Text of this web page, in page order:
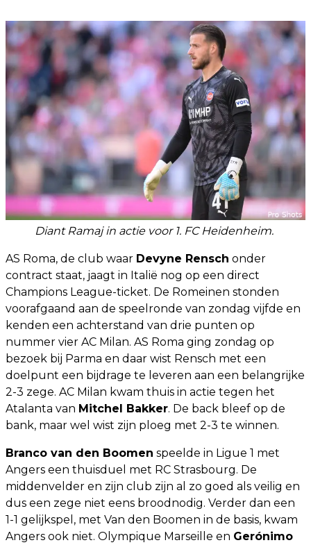
Diant Ramaj in actie voor 1. FC Heidenheim.
AS Roma, de club waar Devyne Rensch onder
contract staat, jaagt in Italië nog op een direct
Champions League-ticket. De Romeinen stonden
voorafgaand aan de speelronde van zondag vijfde en
kenden een achterstand van drie punten op
nummer vier AC Milan. AS Roma ging zondag op
bezoek bij Parma en daar wist Rensch met een
doelpunt een bijdrage te leveren aan een belangrijke
2-3 zege. AC Milan kwam thuis in actie tegen het
Atalanta van Mitchel Bakker. De back bleef op de
bank, maar wel wist zijn ploeg met 2-3 te winnen.
Branco van den Boomen speelde in Ligue 1 met
Angers een thuisduel met RC Strasbourg. De
middenvelder en zijn club zijn al zo goed als veilig en
dus een zege niet eens broodnodig. Verder dan een
1-1 gelijkspel, met Van den Boomen in de basis, kwam
Angers ook niet. Olympique Marseille en Gerónimo